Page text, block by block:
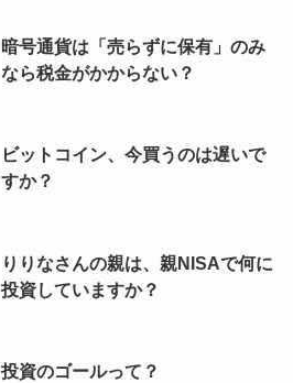
暗号通貨は「売らずに保有」のみ
なら税金がかからない？
ビットコイン、今買うのは遅いで
すか？
りりなさんの親は、親NISAで何に
投資していますか？
投資のゴールって？